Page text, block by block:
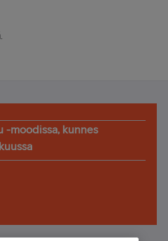
-moodissa, kunnes